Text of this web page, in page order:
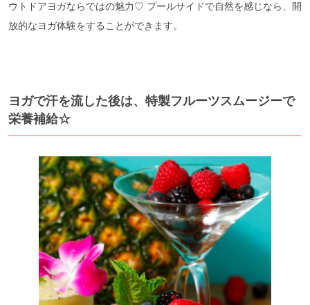
ウトドアヨガならではの魅力♡ プールサイドで自然を感じなら、開
放的なヨガ体験をすることができます。
ヨガで汗を流した後は、特製フルーツスムージーで
栄養補給☆